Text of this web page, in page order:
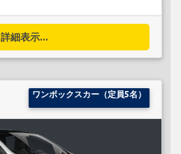
詳細表示...
ワンボックスカー（定員5名）